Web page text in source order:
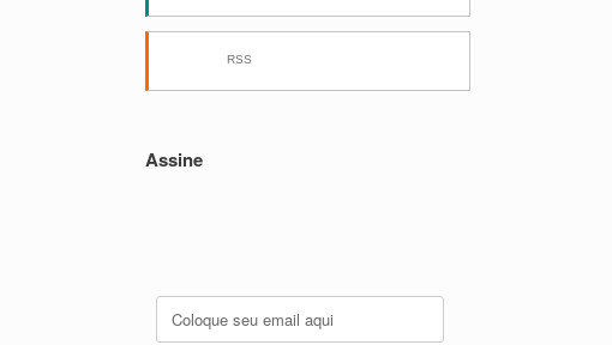
RSS
Assine